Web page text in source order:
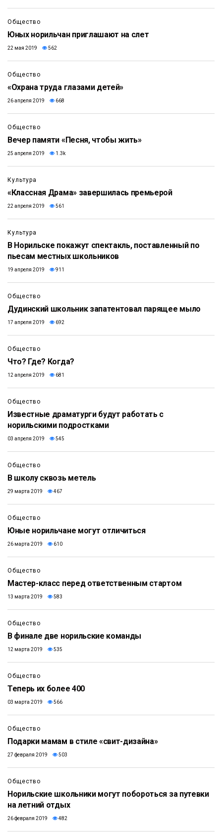
Общество
Юных норильчан приглашают на слет
22 мая 2019 562
Общество
«Охрана труда глазами детей»
26 апреля 2019 668
Общество
Вечер памяти «Песня, чтобы жить»
25 апреля 2019 1.3k
Культура
«Классная Драма» завершилась премьерой
22 апреля 2019 561
Культура
В Норильске покажут спектакль, поставленный по
пьесам местных школьников
19 апреля 2019 911
Общество
Дудинский школьник запатентовал парящее мыло
17 апреля 2019 692
Общество
Что? Где? Когда?
12 апреля 2019 681
Общество
Известные драматурги будут работать с
норильскими подростками
03 апреля 2019 545
Общество
В школу сквозь метель
29 марта 2019 467
Общество
Юные норильчане могут отличиться
26 марта 2019 610
Общество
Мастер-класс перед ответственным стартом
13 марта 2019 583
Общество
В финале две норильские команды
12 марта 2019 535
Общество
Теперь их более 400
03 марта 2019 566
Общество
Подарки мамам в стиле «свит-дизайна»
27 февраля 2019 503
Общество
Норильские школьники могут побороться за путевки
на летний отдых
26 февраля 2019 482